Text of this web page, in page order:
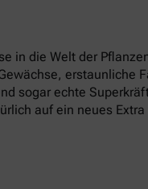
in die Welt der
erstaunliche
sogar echte
auf ein neues Extra